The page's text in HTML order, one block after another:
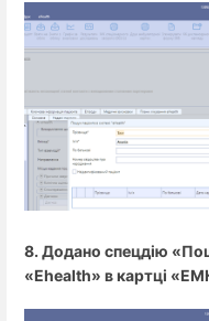
8. Додано спецдію
«Ehealth» в картці